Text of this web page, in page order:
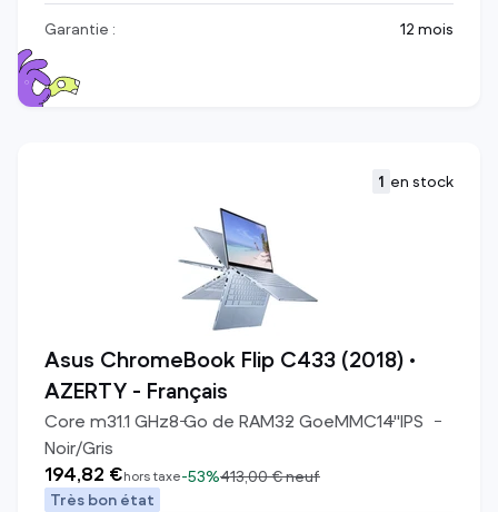
Garantie : 12 mois
1 en stock
Asus ChromeBook Flip C433 (2018) •
AZERTY - Français
Core m31.1 GHz8Go de RAM32 GoeMMC14"IPS
Noir/Gris
194,82 €hors taxe-53%413,00 €neuf
Très bon état